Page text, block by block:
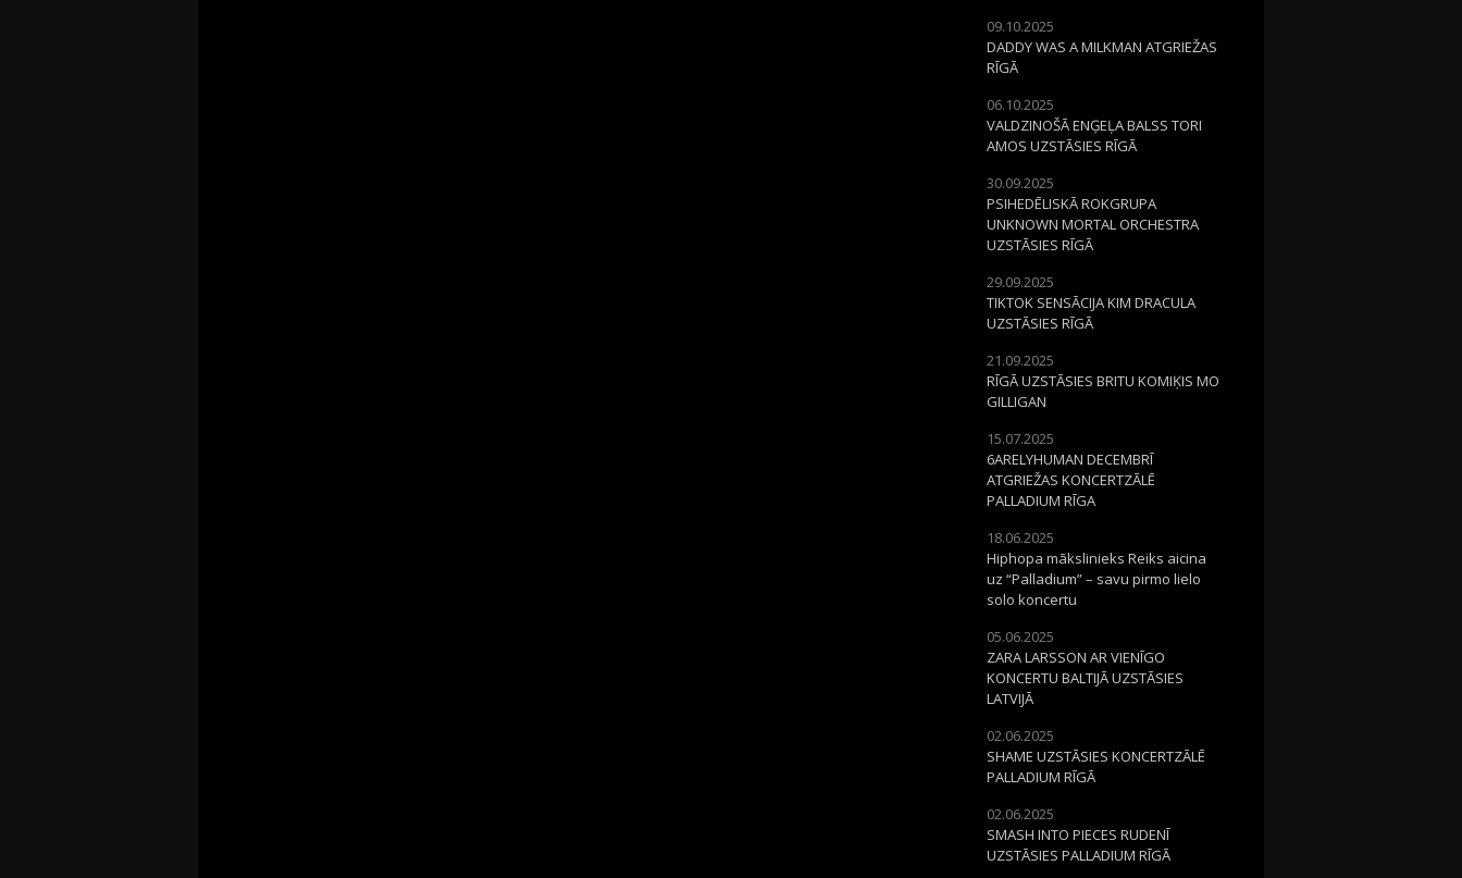
09.10.2025
DADDY WAS A MILKMAN ATGRIEŽAS
RĪGĀ
06.10.2025
VALDZINOŠĀ ENĢEĻA BALSS TORI
AMOS UZSTĀSIES RĪGĀ
30.09.2025
PSIHEDĒLISKĀ ROKGRUPA
UNKNOWN MORTAL ORCHESTRA
UZSTĀSIES RĪGĀ
29.09.2025
TIKTOK SENSĀCIJA KIM DRACULA
UZSTĀSIES RĪGĀ
21.09.2025
RĪGĀ UZSTĀSIES BRITU KOMIĶIS MO
GILLIGAN
15.07.2025
6ARELYHUMAN DECEMBRĪ
ATGRIEŽAS KONCERTZĀLĒ
PALLADIUM RĪGA
18.06.2025
Hiphopa mākslinieks Reiks aicina
uz “Palladium” – savu pirmo lielo
solo koncertu
05.06.2025
ZARA LARSSON AR VIENĪGO
KONCERTU BALTIJĀ UZSTĀSIES
LATVIJĀ
02.06.2025
SHAME UZSTĀSIES KONCERTZĀLĒ
PALLADIUM RĪGĀ
02.06.2025
SMASH INTO PIECES RUDENĪ
UZSTĀSIES PALLADIUM RĪGĀ